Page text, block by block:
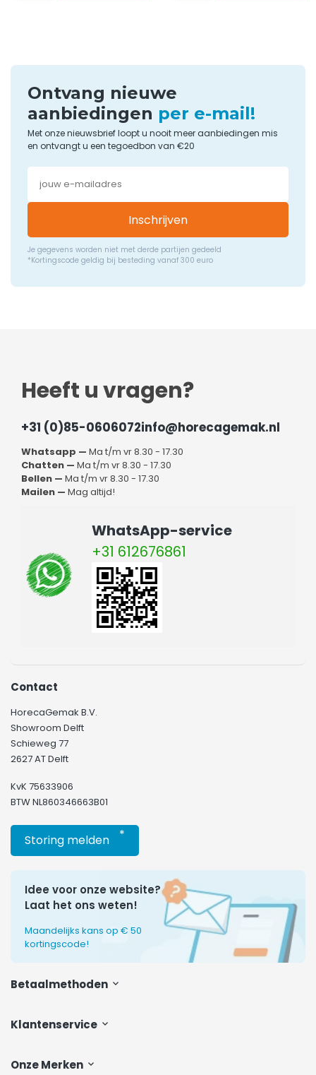
Ontvang nieuwe
aanbiedingen per e-mail!
Met onze nieuwsbrief loopt u nooit meer aanbiedingen mis
en ontvangt u een tegoedbon van €20
Inschrijven
Je gegevens worden niet met derde partijen gedeeld
*Kortingscode geldig bij besteding vanaf 300 euro
Heeft u vragen?
+31 (0)85-0606072info@horecagemak.nl
Whatsapp — Ma t/m vr 8.30 - 17.30
Chatten — Ma t/m vr 8.30 - 17.30
Bellen — Ma t/m vr 8.30 - 17.30
Mailen — Mag altijd!
WhatsApp-service
+31 612676861
Klantenservice
Onze Merken
Contact
HorecaGemak B.V.
Showroom Delft
Schieweg 77
2627 AT Delft
KvK 75633906
BTW NL860346663B01
Storing melden *
Idee voor onze website?
Laat het ons weten!
Maandelijks kans op € 50
kortingscode!
Betaalmethoden